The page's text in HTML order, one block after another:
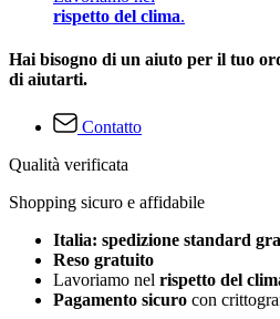
rispetto del clima.
Hai bisogno di un aiuto per il tuo
di aiutarti.
Contatto
Qualità verificata
Shopping sicuro e affidabile
Italia: spedizione standard
Reso gratuito
Lavoriamo nel rispetto del
Pagamento sicuro con